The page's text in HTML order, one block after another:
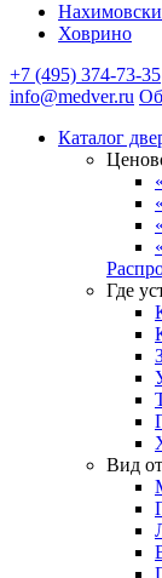
Ховрино
+7 (495) 374-73-35
info@medver.ru
Каталог
Где
Вид